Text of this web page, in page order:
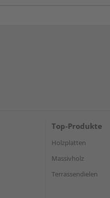
Top-Produkte
Holzplatten
Massivholz
Terrassendielen